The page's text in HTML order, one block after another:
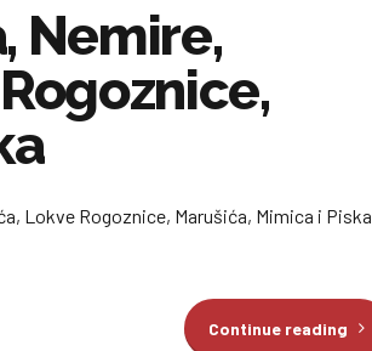
Nemire,
Lokve Rogoznice, Marušića, Mimica i Piska
Continue reading